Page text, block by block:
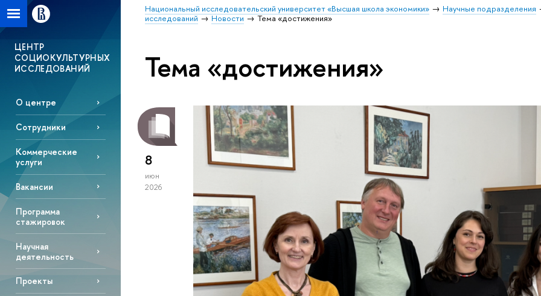
Национальный исследовательский университет «Высшая школа экономики»
Научные подразделения
исследований
Новости Тема «достижения»
ЦЕНТР
СОЦИОКУЛЬТУРНЫХ
ИССЛЕДОВАНИЙ
О центре
Сотрудники
Коммерческие
услуги
Вакансии
Программа
стажировок
Научная
деятельность
Проекты
Тема «достижения»
8
июн
2026